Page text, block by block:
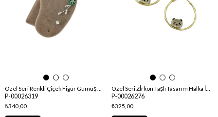
Özel Seri Renkli Çiçek Figür Gümüş Tek Taş Detay Kıkırdaklı Küpe
P-00026319
₺340,00
Özel Seri Zİrkon Taşlı Tasarım Halka İçinde Panda Küpe
P-00026276
₺325,00